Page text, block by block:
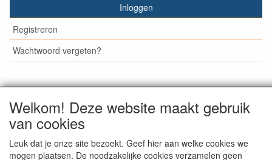
Inloggen
Registreren
Wachtwoord vergeten?
© Medisan Trading | Alblasserdam. Alle genoemde prijzen
zijn inclusief BTW en exclusief
, tenzij anders
staat aangegeven.
Welkom! Deze website maakt gebruik
van cookies
Leuk dat je onze site bezoekt. Geef hier aan welke cookies we
mogen plaatsen. De noodzakelijke cookies verzamelen geen